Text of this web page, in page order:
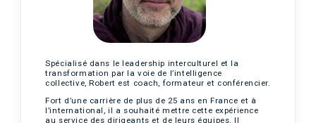
Spécialisé dans le leadership interculturel et la
transformation par la voie de l’intelligence
collective, Robert est coach, formateur et conférencier.
Fort d’une carrière de plus de 25 ans en France et à
l’international, il a souhaité mettre cette expérience
au service des dirigeants et de leurs équipes. Il